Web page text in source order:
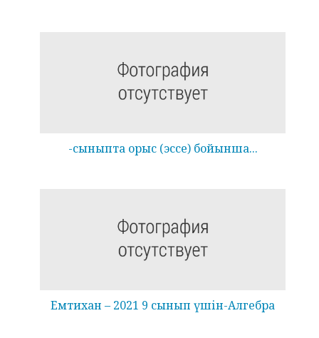
-сыныпта орыс (эссе) бойынша...
Емтихан – 2021 9 сынып үшін-Алгебра